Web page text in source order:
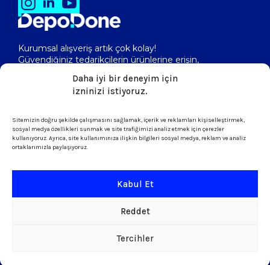
Daha iyi bir deneyim için
izninizi istiyoruz.
Sitemizin doğru şekilde çalışmasını sağlamak, içerik ve reklamları kişiselleştirmek,
sosyal medya özellikleri sunmak ve site trafiğimizi analiz etmek için çerezler
kullanıyoruz. Ayrıca, site kullanımınıza ilişkin bilgileri sosyal medya, reklam ve analiz
ortaklarımızla paylaşıyoruz.
Kabul Et
Reddet
Tercihler
Kurumsal alışveriş artık çok kolay!
Güvendiğiniz tedarikçilerin ürünlerine erişin,
isletme@depodone.com
Şartlar ve Koşullar